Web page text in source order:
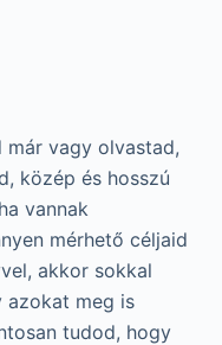
vagy olvastad,
közép és hosszú
vannak
mérhető céljaid
akkor sokkal
azokat meg is
tudod, hogy